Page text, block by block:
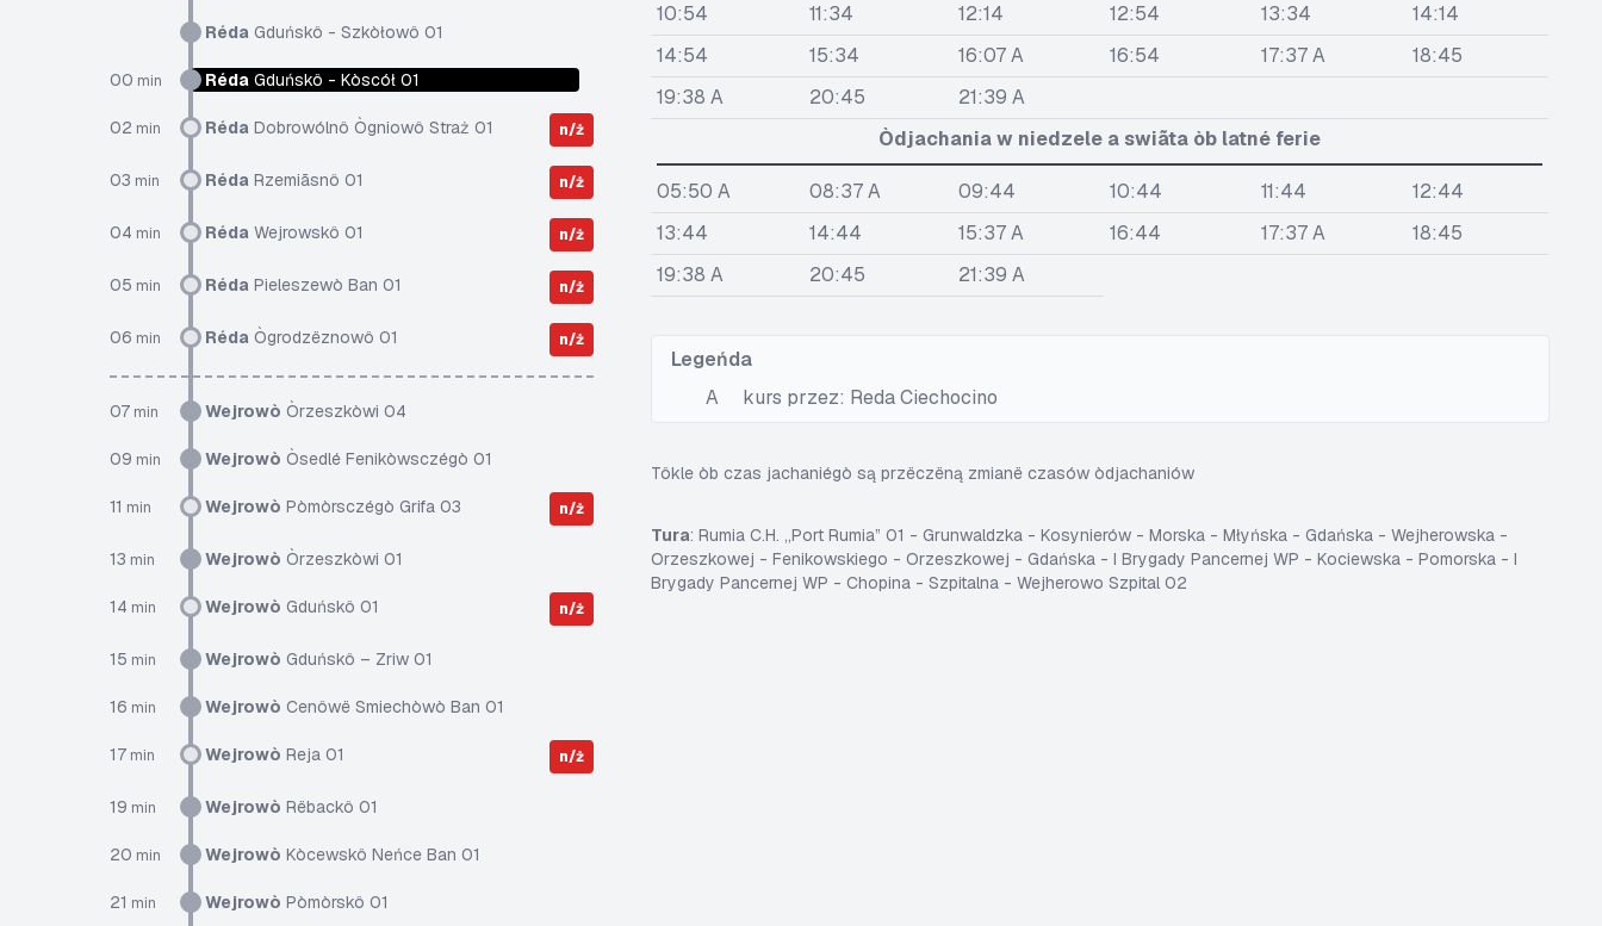
Réda Gduńskô - Szkòłowô 01
00 min Réda Gduńskô - Kòscół 01
02 min Réda Dobrowólnô Ògniowô Straż 01 n/ż
03 min Réda Rzemiãsnô 01 n/ż
04 min Réda Wejrowskô 01 n/ż
05 min Réda Pieleszewò Ban 01 n/ż
06 min Réda Ògrodzëznowô 01 n/ż
07 min Wejrowò Òrzeszkòwi 04
09 min Wejrowò Òsedlé Fenikòwsczégò 01
11 min Wejrowò Pòmòrsczégò Grifa 03 n/ż
13 min Wejrowò Òrzeszkòwi 01
14 min Wejrowò Gduńskô 01 n/ż
15 min Wejrowò Gduńskô – Zriw 01
16 min Wejrowò Cenôwë Smiechòwò Ban 01
17 min Wejrowò Reja 01 n/ż
19 min Wejrowò Rëbackô 01
20 min Wejrowò Kòcewskô Neńce Ban 01
21 min Wejrowò Pòmòrskô 01
10:54
11:34 12:14 12:54 13:34
14:14
14:54
15:34 16:07 A 16:54 17:37 A
18:45
19:38 A
20:45
21:39 A
Òdjachania w niedzele a swiãta òb latné ferie
05:50 A 08:37 A 09:44 10:44 11:44
12:44
13:44
14:44 15:37 A 16:44 17:37 A
18:45
19:38 A
20:45 21:39 A
Legeńda
A
kurs przez: Reda Ciechocino
Tôkle òb czas jachaniégò są przëczëną zmianë czasów òdjachaniów
Tura: Rumia C.H. „Port Rumia” 01 - Grunwaldzka - Kosynierów - Morska - Młyńska - Gdańska - Wejherowska -
Orzeszkowej - Fenikowskiego - Orzeszkowej - Gdańska - I Brygady Pancernej WP - Kociewska - Pomorska - I
Brygady Pancernej WP - Chopina - Szpitalna - Wejherowo Szpital 02